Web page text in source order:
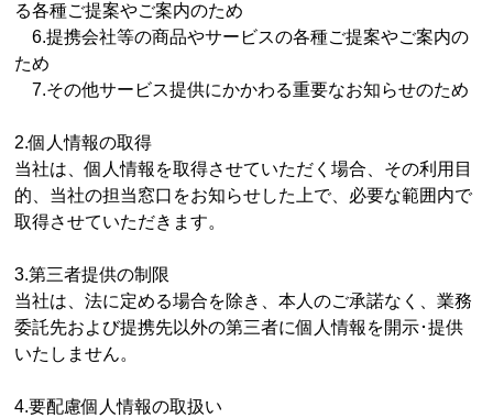
る各種ご提案やご案内のため
6.提携会社等の商品やサービスの各種ご提案やご案内の
ため
7.その他サービス提供にかかわる重要なお知らせのため
2.個人情報の取得
当社は、個人情報を取得させていただく場合、その利用目
的、当社の担当窓口をお知らせした上で、必要な範囲内で
取得させていただきます。
3.第三者提供の制限
当社は、法に定める場合を除き、本人のご承諾なく、業務
委託先および提携先以外の第三者に個人情報を開示･提供
いたしません。
4.要配慮個人情報の取扱い